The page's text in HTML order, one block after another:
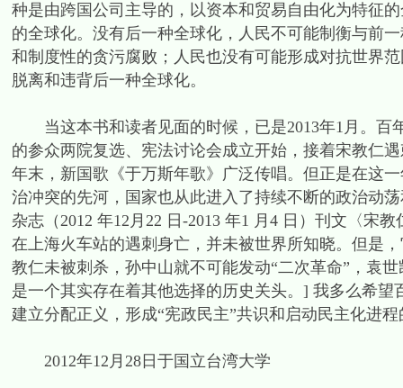
种是由跨国公司主导的，以资本和贸易自由化为特征
的全球化。没有后一种全球化，人民不可能制衡与前
和制度性的贪污腐败；人民也没有可能形成对抗世界
脱离和违背后一种全球化。
当这本书和读者见面的时候，已是2013年1月。百
的参众两院复选、宪法讨论会成立开始，接着宋教仁
年末，新国歌《于万斯年歌》广泛传唱。但正是在这
治冲突的先河，国家也从此进入了持续不断的政治动
杂志（2012 年12月22 日-2013 年1 月4 日）刊文〈宋
在上海火车站的遇刺身亡，并未被世界所知晓。但是
教仁未被刺杀，孙中山就不可能发动“二次革命”，袁
是一个其实存在着其他选择的历史关头。] 我多么希
建立分配正义，形成“宪政民主”共识和启动民主化进
2012年12月28日于国立台湾大学